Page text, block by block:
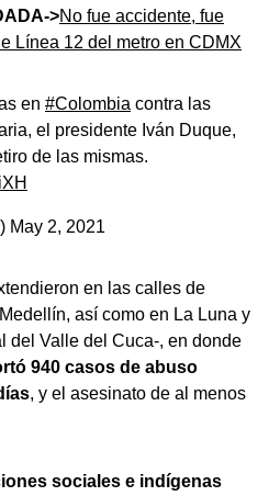
>No fue accidente, fue
Línea 12 del metro en CDMX
en #Colombia contra las
el presidente Iván Duque,
de las mismas.
May 2, 2021
en las calles de
así como en La Luna y
del Valle del Cuca-, en donde
940 casos de abuso
, y el asesinato de al menos
sociales e indígenas